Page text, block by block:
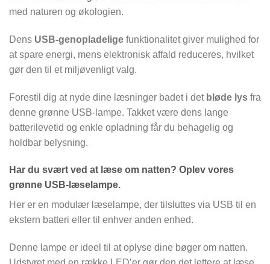
med naturen og økologien.
Dens USB-genopladelige funktionalitet giver mulighed for
at spare energi, mens elektronisk affald reduceres, hvilket
gør den til et miljøvenligt valg.
Forestil dig at nyde dine læsninger badet i det bløde lys fra
denne grønne USB-lampe. Takket være dens lange
batterilevetid og enkle opladning får du behagelig og
holdbar belysning.
Har du svært ved at læse om natten? Oplev vores
grønne USB-læselampe.
Her er en modulær læselampe, der tilsluttes via USB til en
ekstern batteri eller til enhver anden enhed.
Denne lampe er ideel til at oplyse dine bøger om natten.